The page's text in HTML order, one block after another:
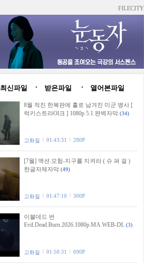
FILECITY
최신파일 받은파일 열어본파일
8월 적진 한복판에 홀로 남겨진 미군 병사 [
럭키스트라Ol크 ] 1080p 5.1 완벽자막 (34)
고화질 01:43:31 280P
[7월] 액션.모험-지구를 지켜라 ( 슈 펴 걸 )
한글자체자막 (49)
고화질 01:47:10 300P
이블데드 번
Evil.Dead.Burn.2026.1080p.MA.WEB-DL (3)
고화질 01:50:31 690P